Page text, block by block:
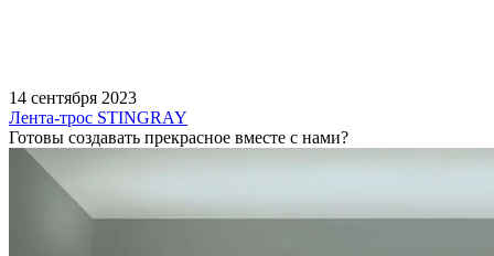
14 сентября 2023
Лента-трос STINGRAY
Готовы создавать прекрасное вместе с нами?